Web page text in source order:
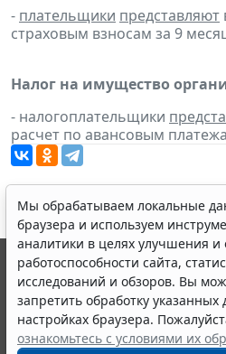
- плательщики представляют
страховым взносам за 9
Налог на имущество
- налогоплательщики
расчет по авансовым
Мы обрабатываем локальные
браузера и используем
аналитики в целях улучшения и
работоспособности сайта,
исследований и обзоров. Вы
запретить обработку указанных
настройках браузера.
ознакомьтесь с условиями их
© ООО "НПП "ГАРАНТ-СЕРВИС",
выпускается с 1990 года.
являются участниками
информации ГАРАНТ.